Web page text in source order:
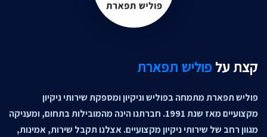
קצת על פוליש תפארת
פוליש תפארת מתמחה בפוליש וניקיון ומספקת שירותי ניקיון
מקצועיים מאז שנת 1991. חברתנו הינה מהמובילות בתחום, ומעניקה
מגוון רחב של שירותי ניקיון מקצועיים. אצלנו תקבל שירות, אמינות,